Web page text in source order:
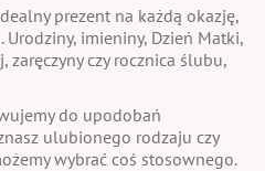
prezent na każdą okazję,
Urodziny, imieniny, Dzień Matki,
czy rocznica ślubu,
do upodobań
ulubionego rodzaju czy
wybrać coś stosownego.